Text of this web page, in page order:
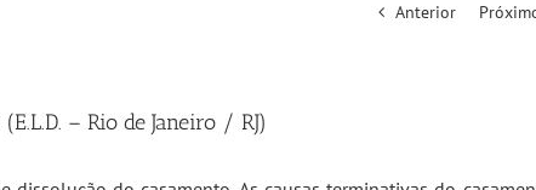
Anterior
– Rio de Janeiro / RJ)